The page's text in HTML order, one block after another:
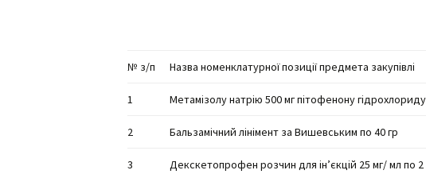
№ з/п Назва номенклатурної позиції предмета закупівлі
1 Метамізолу натрію 500 мг пітофенону
2 Бальзамічний лінімент за Вишевським по 40 гр
3 Декскетопрофен розчин для ін’єкцій 25 мг/ мл по 2